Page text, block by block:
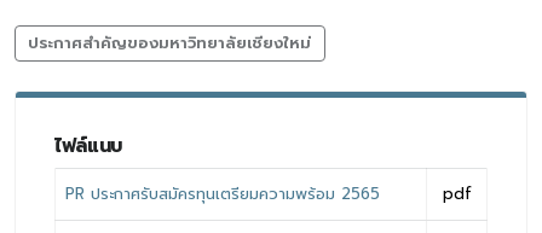
ประกาศสำคัญของมหาวิทยาลัยเชียงใหม่
ไฟล์แนบ
PR ประกาศรับสมัครทุนเตรียมความพร้อม 2565 pdf